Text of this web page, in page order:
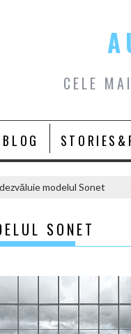
CELE
BLOG
modelul Sonet
SONET